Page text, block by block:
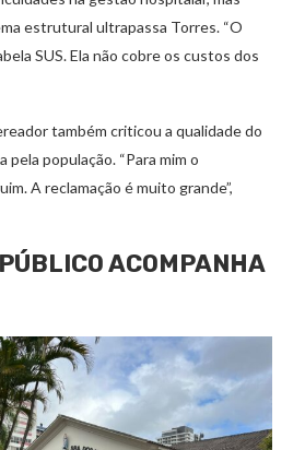
estrutural ultrapassa Torres. “O
SUS. Ela não cobre os custos dos
também criticou a qualidade do
população. “Para mim o
A reclamação é muito grande”,
ACOMPANHA